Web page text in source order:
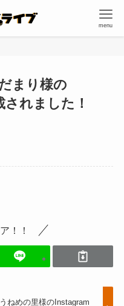
menu
まり様の
れました！
！！
うねめの里様のInstagram